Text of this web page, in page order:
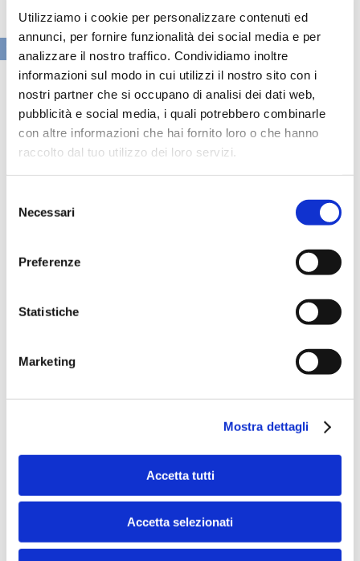
Utilizziamo i cookie per personalizzare contenuti ed
annunci, per fornire funzionalità dei social media e per
analizzare il nostro traffico. Condividiamo inoltre
informazioni sul modo in cui utilizzi il nostro sito con i
nostri partner che si occupano di analisi dei dati web,
pubblicità e social media, i quali potrebbero combinarle
con altre informazioni che hai fornito loro o che hanno
raccolto dal tuo utilizzo dei loro servizi.
delNecessari
Preferenze
Statistiche
Marketing
Mostra dettagli
Accetta tutti
Accetta selezionati
VAI ALLA SEZIONE BANCHE NEWS
Banche per l'inclusione